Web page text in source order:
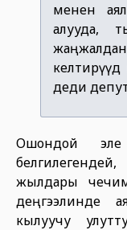
менен
алууда,
деди
Ошондой эле
жылдары
деңгээлинде
кылуучу